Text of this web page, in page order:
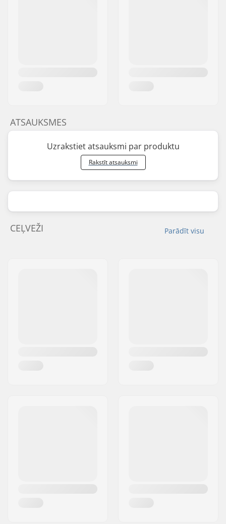
ATSAUKSMES
Uzrakstiet atsauksmi par produktu
Rakstīt atsauksmi
Parādīt visu
CEĻVEŽI